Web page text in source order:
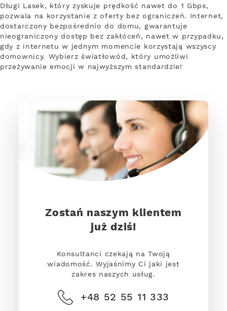
Długi Lasek, który zyskuje prędkość nawet do 1 Gbps,
pozwala na korzystanie z oferty bez ograniczeń. Internet,
dostarczony bezpośrednio do domu, gwarantuje
nieograniczony dostęp bez zakłóceń, nawet w przypadku,
gdy z internetu w jednym momencie korzystają wszyscy
domownicy. Wybierz światłowód, który umożliwi
przeżywanie emocji w najwyższym standardzie!
Zostań naszym klientem
już dziś!
Konsultanci czekają na Twoją
wiadomość. Wyjaśnimy Ci jaki jest
zakres naszych usług.
+48 52 55 11 333